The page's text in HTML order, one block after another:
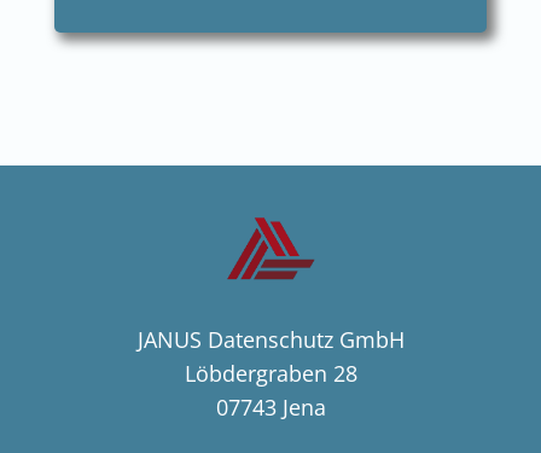
JANUS Datenschutz GmbH
Löbdergraben 28
07743 Jena